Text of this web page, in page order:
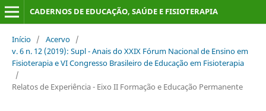
CADERNOS DE EDUCAÇÃO, SAÚDE E FISIOTERAPIA
Início / Acervo /
v. 6 n. 12 (2019): Supl - Anais do XXIX Fórum Nacional de Ensino em
Fisioterapia e VI Congresso Brasileiro de Educação em Fisioterapia
/
Relatos de Experiência - Eixo II Formação e Educação Permanente